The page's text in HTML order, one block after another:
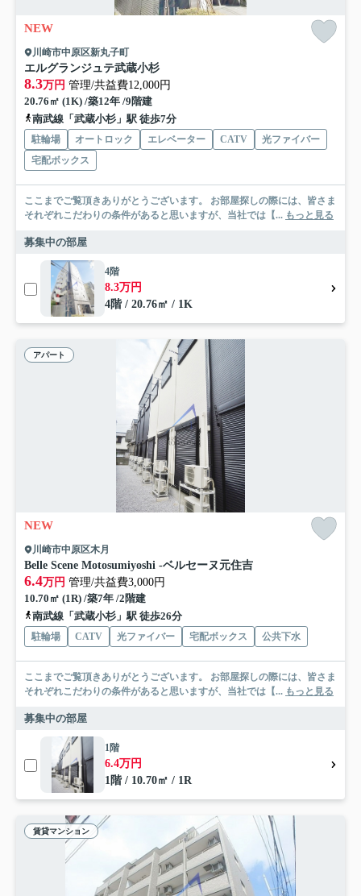
NEW
川崎市中原区新丸子町
エルグランジュテ武蔵小杉
8.3万円 管理/共益費12,000円
20.76㎡ (1K) /築12年 /9階建
南武線「武蔵小杉」駅 徒歩7分
駐輪場 オートロック エレベーター CATV
光ファイバー
宅配ボックス
ここまでご覧頂きありがとうございます。 お部屋探しの際には、皆さま
それぞれこだわりの条件があると思いますが、当社では【... もっと見る
募集中の部屋
4階
8.3万円
4階 / 20.76㎡ / 1K
アパート
NEW
川崎市中原区木月
Belle Scene Motosumiyoshi -ベルセーヌ元住吉
6.4万円 管理/共益費3,000円
10.70㎡ (1R) /築7年 /2階建
南武線「武蔵小杉」駅 徒歩26分
駐輪場 CATV 光ファイバー 宅配ボックス 公共下水
ここまでご覧頂きありがとうございます。 お部屋探しの際には、皆さま
それぞれこだわりの条件があると思いますが、当社では【... もっと見る
募集中の部屋
1階
6.4万円
1階 / 10.70㎡ / 1R
賃貸マンション